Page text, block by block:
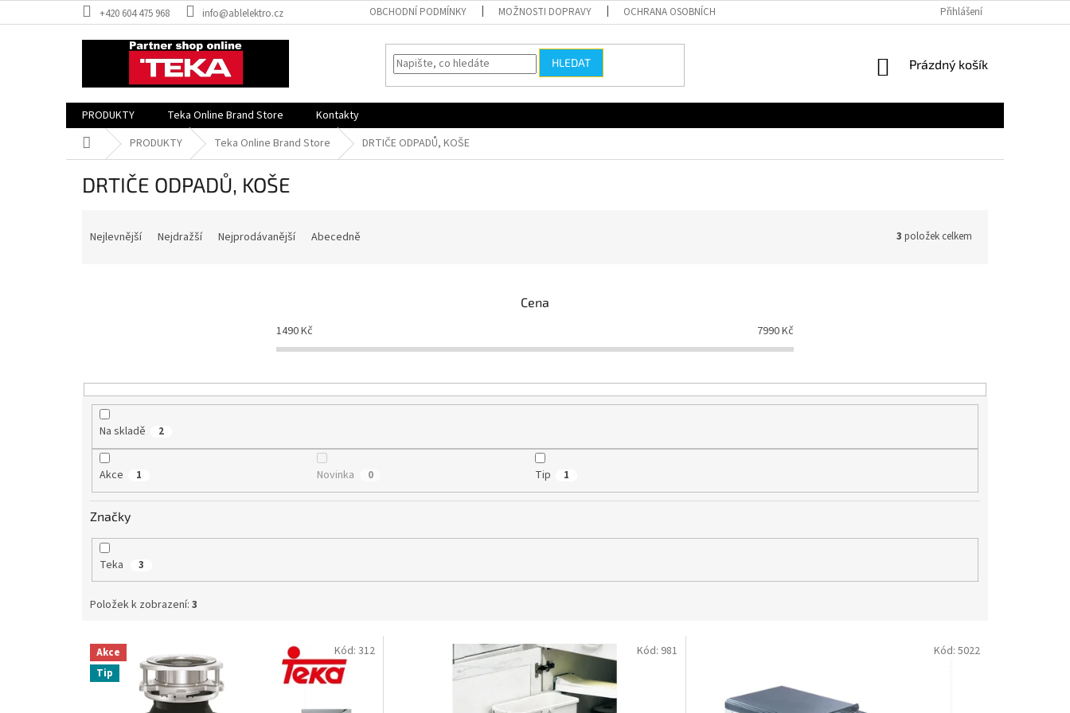
na
+420 604 475 968 info@ablelektro.cz OBCHODNÍ PODMÍNKY MOŽNOSTI DOPRAVY OCHRANA OSOBNÍCH ÚDAJŮ NAPIŠTE NÁMPřihlášení
HLEDAT
NÁKUPNÍ
Prázdný košík
PRODUKTY Teka Online Brand Store
Kontakty
Domů PRODUKTY Teka Online Brand Store DRTIČE ODPADŮ, KOŠE
DRTIČE ODPADŮ, KOŠE
u
Nejlevnější Nejdražší Nejprodávanější Abecedně 3 položek celkem
Cena
1490Kč 7990Kč
Na skladě 2
Akce 1 Novinka 0 Tip 1
Značky
Teka 3
Položek k zobrazení: 3
V
p
Akce
Tip
Kód:312 Kód: 981 Kód: 5022